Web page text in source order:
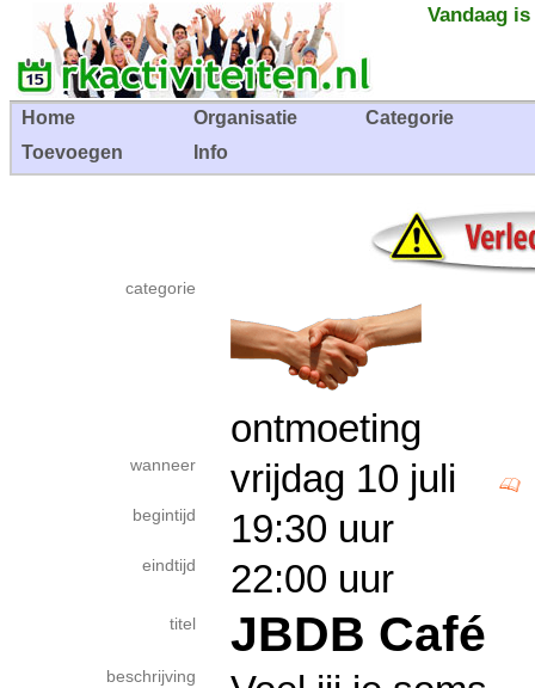
Vandaag
Home Organisatie
Categorie
Toevoegen
Info
categorie
ontmoeting
wanneer vrijdag 10 juli
begintijd 19:30 uur
eindtijd 22:00 uur
titel JBDB Café
beschrijving